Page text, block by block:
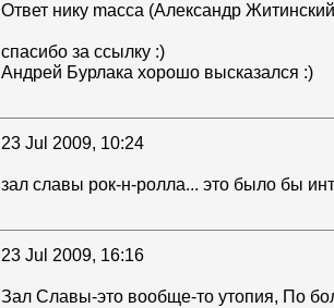
Ответ нику macca (Александр
спасибо за ссылку :)
Андрей Бурлака хорошо высказался :)
23 Jul 2009, 10:24
зал славы рок-н-ролла... это было бы
23 Jul 2009, 16:16
Зал Славы-это вообще-то утопия, По